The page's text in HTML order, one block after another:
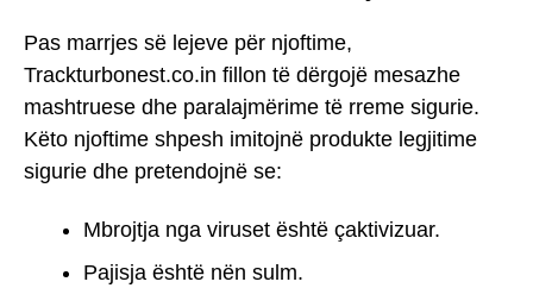
Pas marrjes së lejeve për njoftime,
Trackturbonest.co.in fillon të dërgojë mesazhe
mashtruese dhe paralajmërime të rreme sigurie.
Këto njoftime shpesh imitojnë produkte legjitime
sigurie dhe pretendojnë se:
Mbrojtja nga viruset është çaktivizuar.
Pajisja është nën sulm.